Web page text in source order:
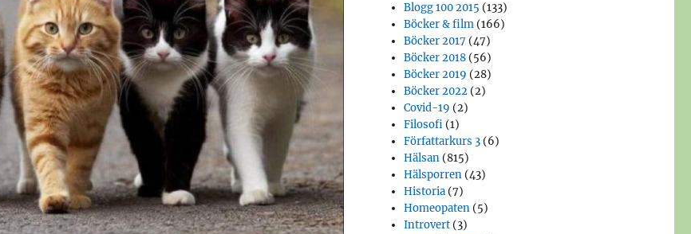
Blogg 100 2015 (133)
Böcker & film (166)
Böcker 2017 (47)
Böcker 2018 (56)
Böcker 2019 (28)
Böcker 2022 (2)
Covid-19 (2)
Filosofi (1)
Författarkurs 3 (6)
Hälsan (815)
Hälsporren (43)
Historia (7)
Homeopaten (5)
Introvert (3)